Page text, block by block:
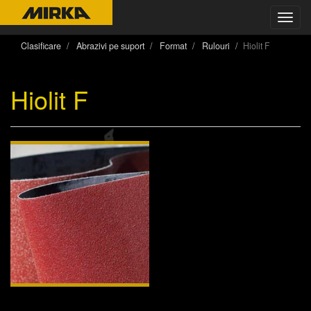
Clasificare Abrazivi pe suport Format Rulouri Hiolit F
Hiolit F